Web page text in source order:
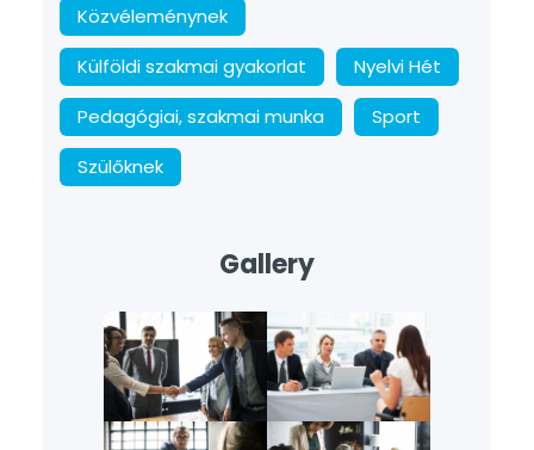
Közvéleménynek
Külföldi szakmai gyakorlat
Nyelvi Hét
Pedagógiai, szakmai munka
Sport
Szülőknek
Gallery